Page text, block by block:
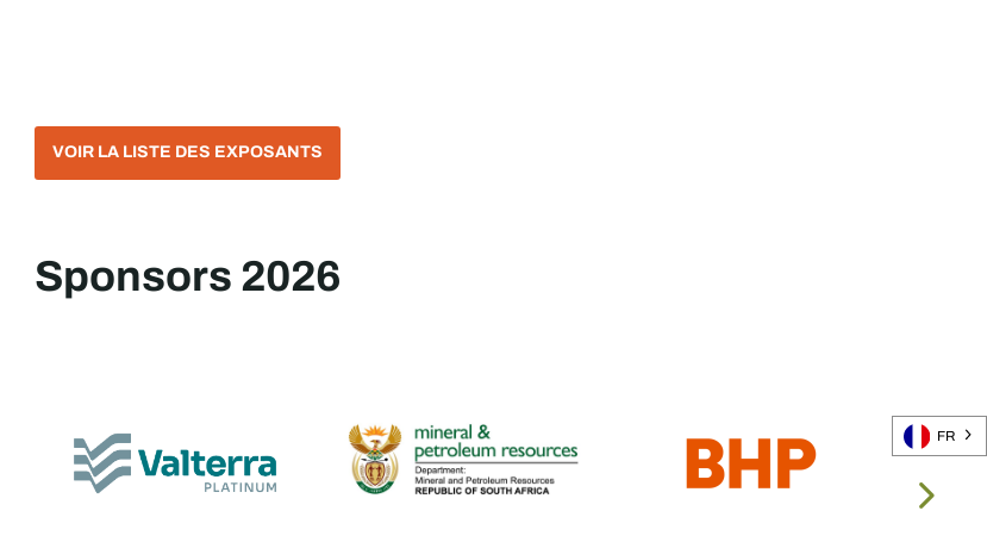
VOIR LA LISTE DES EXPOSANTS
Sponsors 2026
FR